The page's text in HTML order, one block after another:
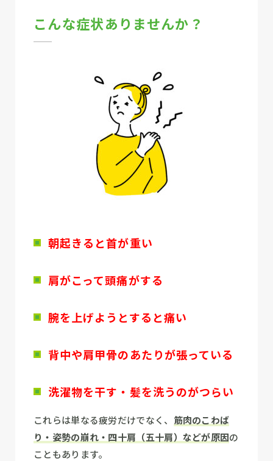
こんな症状ありませんか？
朝起きると首が重い
肩がこって頭痛がする
腕を上げようとすると痛い
背中や肩甲骨のあたりが張っている
洗濯物を干す・髪を洗うのがつらい
これらは単なる疲労だけでなく、 筋肉のこわば
り・姿勢の崩れ・四十肩（五十肩）などが原因の
こともあります。